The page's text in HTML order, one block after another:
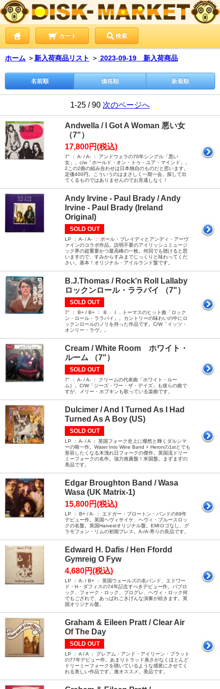
カート 検索
ホーム ＞ 新入荷商品リスト ＞ 2023-09-19 新入荷商品
名前順 価格順 新着順
1-25 / 90 次のページへ
Andwella / I Got A Woman 悪い女
（7"）
17,800円(税込)
7" ： A- / A- ： アンドウェラの70年シングル「悪い
女」。c/w「ホールド・オン・トゥ・ユア・マインド」。
2この2曲の組み合わせは日本独自のものだと思います。
定価400円。こういうのはまさしく一期一会。探して出
てくるものではありませんのでお見逃しなく！
Andy Irvine - Paul Brady / Andy
Irvine - Paul Brady (Ireland
Original)
SOLD OUT
LP ： A- / A- ： ポール・ブレイディとアンディ・アーヴ
ァインのコラボ作品。説明不要のアイリッシュミュージ
ック界の超重要かつ最高峰の一枚。何回でも聴けると思
いますので、すみからすみまでじっくりと味わってくだ
さい。基本！オリジナル・アイルランド盤です。
B.J.Thomas / Rock'n Roll Lallaby
ロックンロール・ララバイ （7"）
SOLD OUT
7" ： B+ / B+ ： Ｂ．Ｊ．トーマスのヒット曲「ロック
ン・ロール・ララバイ」。カントリーの味わいの中にロ
ックンロールのノリを持った作品です。C/W「イッツ・
オンリー・ラヴ」。
Cream / White Room ホワイト・
ルーム （7"）
SOLD OUT
7" ： A- / A- ： クリームの代表曲「ホワイト・ルー
ム｝。C/W「ジーズ・ワー・ザ・デイズ」も彼らの曲で
すが、メリー・ホプキンも歌っている楽曲です。
Dulcimer / And I Turned As I Had
Turned As A Boy (US)
SOLD OUT
LP ： A- / A ： 英国フォーク史上に燦然と輝くダルシマ
ーの唯一作。Water Into Wine Band + Heronの1stとでも
形容したくなる木洩れ日フォークの傑作。英国流ドリー
ミーフォークの名作。強力推薦盤！米国盤。まずまずの
美品です。
Edgar Broughton Band / Wasa
Wasa (UK Matrix-1)
15,800円(税込)
LP ： B+ / A- ： エドガー・ブロートン・バンドの69年
デビュー作。英国ヘヴィサイケ、ヘヴィ・ブルースロッ
クの名盤。英国Harvestオリジナル盤。EMIロゴなし、グ
ラモフォン・リムの初期プレス。A-/A-寄りの良品です。
Edward H. Dafis / Hen Ffordd
Gymreig O Fyw
4,680円(税込)
LP ： A- / B+ ： 英国ウェールズの名バンド、エドワー
ド・H・ダフィスの74年記念すべきデビュー作。パブロ
ック、フォーク・ロック、プログレ、ヘヴィ・ロック何
でもござれで、あっぱれごきげんな演奏が続きます。英
国オリジナル盤。
Graham & Eileen Pratt / Clear Air
Of The Day
SOLD OUT
LP ： A / A ： グレアム・アンド・アイリーン・プラット
の77年デビュー作。あまりトラッド臭さがなくほとんど
ドリーミーフォークを聴いているような感覚にさせてく
れる美しい作品です。激オススメ。美品です。